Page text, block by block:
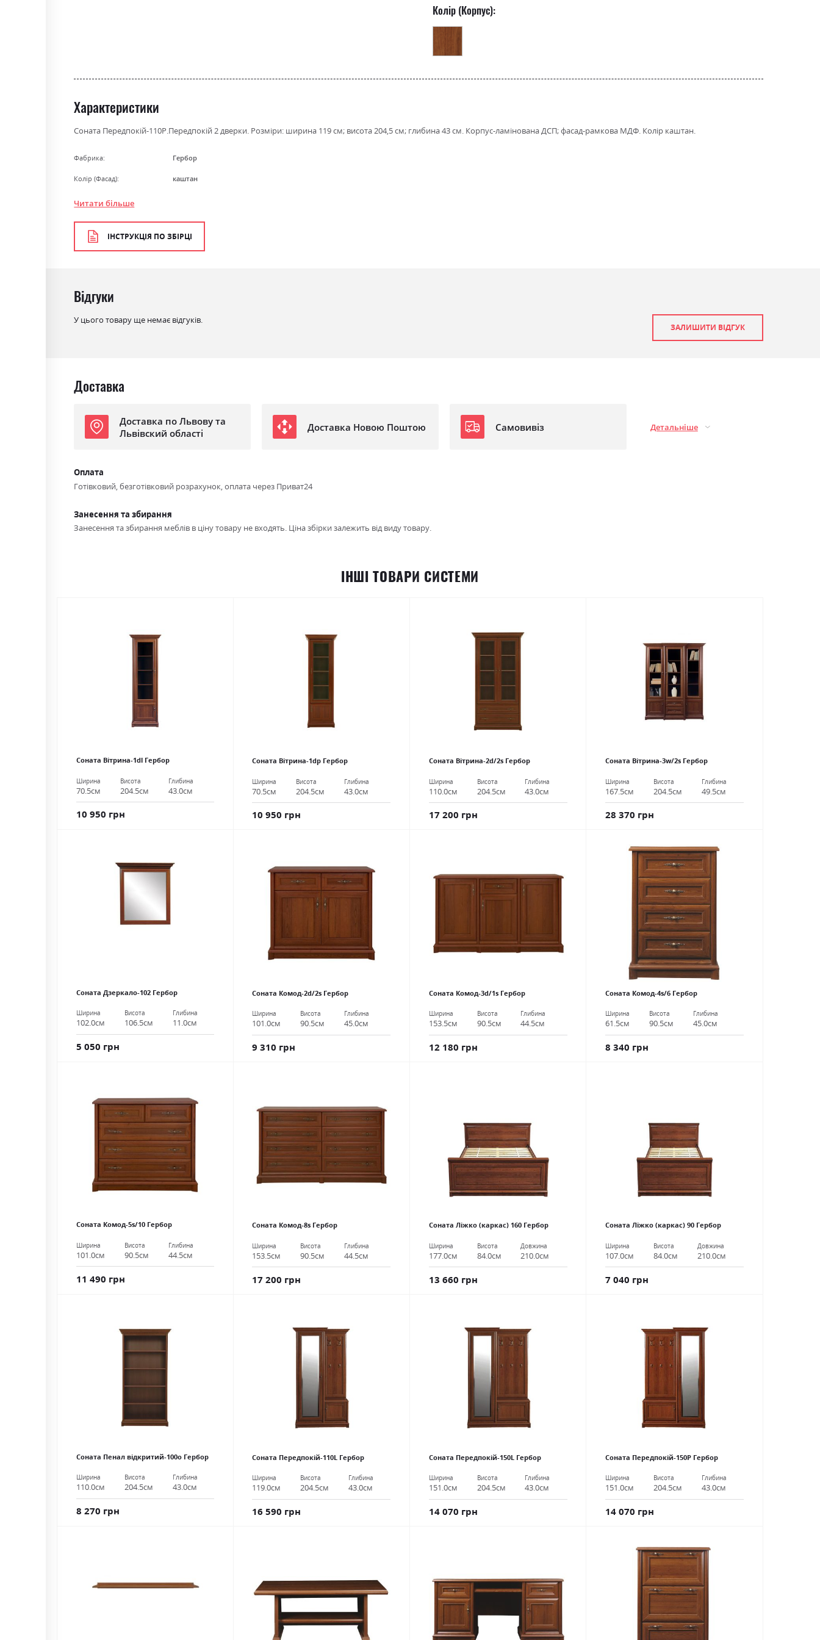
gallery
Колір (Корпус):
Характеристики
Соната Передпокій-110P.Передпокій 2 дверки. Розміри: ширина 119 см; висота 204,5 см; глибина 43 см. Корпус-ламінована ДСП; фасад-рамкова МДФ. Колір каштан.
Фабрика: Гербор
Колір (Фасад): каштан
Колір (Корпус):
Колір матеріалу каштан
Стиль класика, ретро
Читати більше
ІНСТРУКЦІЯ ПО ЗБІРЦІ
Відгуки
У цього товару ще немає відгуків.
ЗАЛИШИТИ ВІДГУК
Доставка
Доставка по Львову та
Львівский області
Доставка Новою Поштою Самовивіз Детальніше
Оплата
Готівковий, безготівковий розрахунок, оплата через Приват24
Занесення та збирання
Занесення та збирання меблів в ціну товару не входять. Ціна збірки залежить від виду товару.
ІНШІ ТОВАРИ СИСТЕМИ
Соната Вітрина-1dl Гербор
Ширина
70.5см
Висота
204.5см
Глибина
43.0см
10 950 грн
Соната Вітрина-1dp Гербор
Ширина
70.5см
Висота
204.5см
Глибина
43.0см
10 950 грн
Соната Вітрина-2d/2s Гербор
Ширина
110.0см
Висота
204.5см
Глибина
43.0см
17 200 грн
Соната Вітрина-3w/2s Гербор
Ширина
167.5см
Висота
204.5см
Глибина
49.5см
28 370 грн
Соната Дзеркало-102 Гербор
Ширина
102.0см
Висота
106.5см
Глибина
11.0см
5 050 грн
Соната Комод-2d/2s Гербор
Ширина
101.0см
Висота
90.5см
Глибина
45.0см
9 310 грн
Соната Комод-3d/1s Гербор
Ширина
153.5см
Висота
90.5см
Глибина
44.5см
12 180 грн
Соната Комод-4s/6 Гербор
Ширина
61.5см
Висота
90.5см
Глибина
45.0см
8 340 грн
Соната Комод-5s/10 Гербор
Ширина
101.0см
Висота
90.5см
Глибина
44.5см
11 490 грн
Соната Комод-8s Гербор
Ширина
153.5см
Висота
90.5см
Глибина
44.5см
17 200 грн
Соната Ліжко (каркас) 160 Гербор
Ширина
177.0см
Висота
84.0см
Довжина
210.0см
13 660 грн
Соната Ліжко (каркас) 90 Гербор
Ширина
107.0см
Висота
84.0см
Довжина
210.0см
7 040 грн
Соната Пенал відкритий-100о Гербор
Ширина
110.0см
Висота
204.5см
Глибина
43.0см
8 270 грн
Соната Передпокій-110L Гербор
Ширина
119.0см
Висота
204.5см
Глибина
43.0см
16 590 грн
Соната Передпокій-150L Гербор
Ширина
151.0см
Висота
204.5см
Глибина
43.0см
14 070 грн
Соната Передпокій-150P Гербор
Ширина
151.0см
Висота
204.5см
Глибина
43.0см
14 070 грн